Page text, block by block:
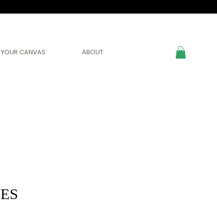
YOUR CANVAS ABOUT